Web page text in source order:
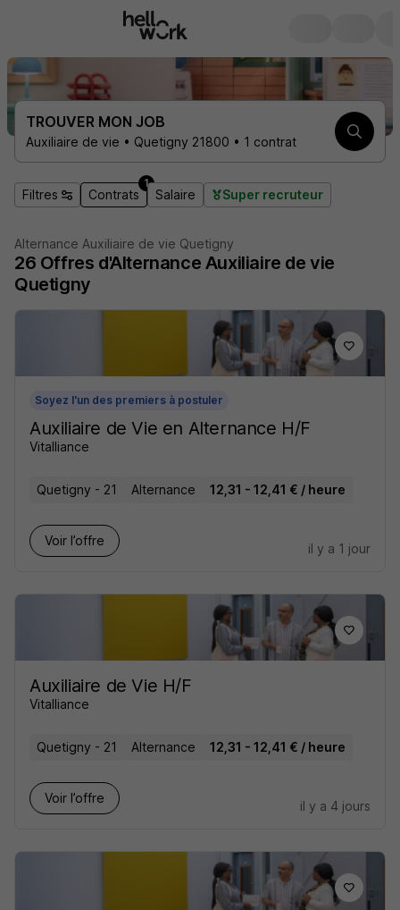
TROUVER MON JOB
Auxiliaire de vie • Quetigny 21800 • 1 contrat
Filtres Contrats
1
Salaire Super recruteur
Alternance Auxiliaire de vie Quetigny
26 Offres d'Alternance Auxiliaire de vie
Quetigny
Soyez l'un des premiers à postuler
Auxiliaire de Vie en Alternance H/F
Vitalliance
Quetigny - 21 Alternance 12,31 - 12,41 € / heure
Voir l’offre
il y a 1 jour
Auxiliaire de Vie H/F
Vitalliance
Quetigny - 21 Alternance 12,31 - 12,41 € / heure
Voir l’offre
il y a 4 jours